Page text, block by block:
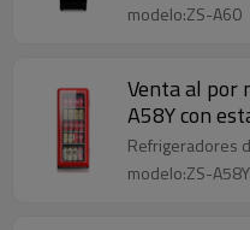
modelo:ZS-A60
Venta al por
A58Y con
Refrigeradores
modelo:ZS-A58Y